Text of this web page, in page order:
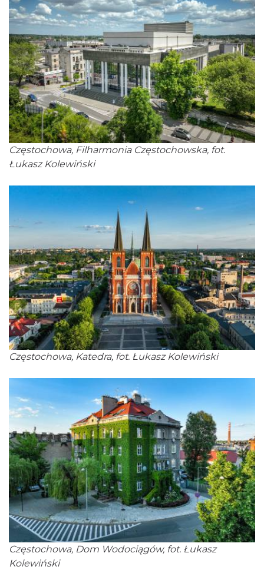
Częstochowa, Filharmonia Częstochowska, fot.
Łukasz Kolewiński
Częstochowa, Katedra, fot. Łukasz Kolewiński
Częstochowa, Dom Wodociągów, fot. Łukasz
Kolewiński